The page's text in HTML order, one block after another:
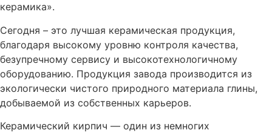
керамика».
Сегодня – это лучшая керамическая продукция,
благодаря высокому уровню контроля качества,
безупречному сервису и высокотехнологичному
оборудованию. Продукция завода производится из
экологически чистого природного материала глины,
добываемой из собственных карьеров.
Керамический кирпич — один из немногих